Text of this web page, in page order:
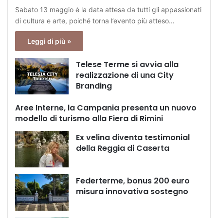
Sabato 13 maggio è la data attesa da tutti gli appassionati
di cultura e arte, poiché torna l’evento più atteso…
Leggi di più »
Telese Terme si avvia alla
realizzazione di una City
Branding
Aree Interne, la Campania presenta un nuovo
modello di turismo alla Fiera di Rimini
Ex velina diventa testimonial
della Reggia di Caserta
Federterme, bonus 200 euro
misura innovativa sostegno